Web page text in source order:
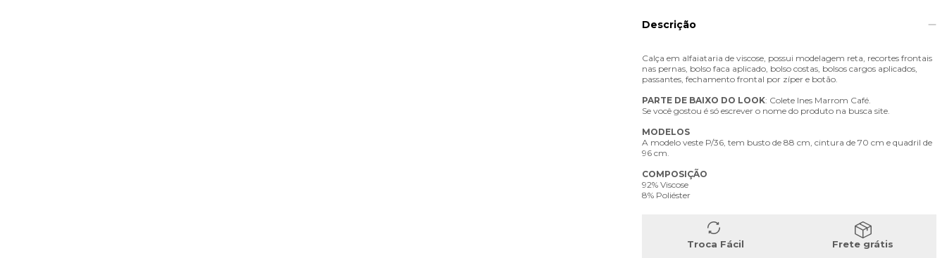
Descrição
Calça em alfaiataria de viscose, possui modelagem reta, recortes frontais
nas pernas, bolso faca aplicado, bolso costas, bolsos cargos aplicados,
passantes, fechamento frontal por zíper e botão.
PARTE DE BAIXO DO LOOK: Colete Ines Marrom Café.
Se você gostou é só escrever o nome do produto na busca site.
MODELOS
A modelo veste P/36, tem busto de 88 cm, cintura de 70 cm e quadril de
96 cm.
COMPOSIÇÃO
92% Viscose
8% Poliéster
Troca Fácil
Frete grátis